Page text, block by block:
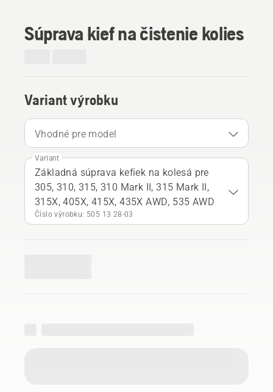
Súprava kief na čistenie kolies
Variant výrobku
Vhodné pre model
Variant
Základná súprava kefiek na kolesá pre
305, 310, 315, 310 Mark II, 315 Mark II,
315X, 405X, 415X, 435X AWD, 535 AWD
Číslo výrobku: 505 13 28‑03